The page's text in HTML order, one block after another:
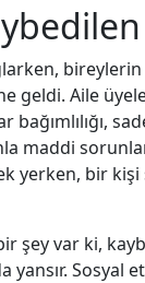
geldi. Aile
bağımlılığı,
maddi
yerken, bir
şey var ki,
yansır. Sosyal